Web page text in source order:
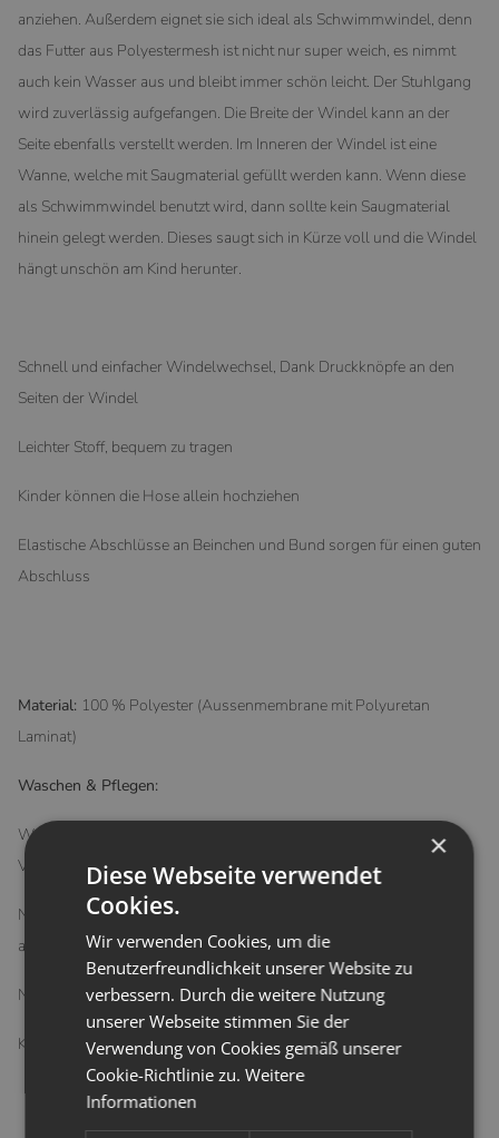
anziehen. Außerdem eignet sie sich ideal als Schwimmwindel, denn
das Futter aus Polyestermesh ist nicht nur super weich, es nimmt
auch kein Wasser aus und bleibt immer schön leicht. Der Stuhlgang
wird zuverlässig aufgefangen. Die Breite der Windel kann an der
Seite ebenfalls verstellt werden. Im Inneren der Windel ist eine
Wanne, welche mit Saugmaterial gefüllt werden kann. Wenn diese
als Schwimmwindel benutzt wird, dann sollte kein Saugmaterial
hinein gelegt werden. Dieses saugt sich in Kürze voll und die Windel
hängt unschön am Kind herunter.
Schnell und einfacher Windelwechsel, Dank Druckknöpfe an den
Seiten der Windel
Leichter Stoff, bequem zu tragen
Kinder können die Hose allein hochziehen
Elastische Abschlüsse an Beinchen und Bund sorgen für einen guten
Abschluss
Material: 100 % Polyester (Aussenmembrane mit Polyuretan
Laminat)
Waschen & Pflegen:
Waschbar bis zu 60°C bei starker Verschmutzung, bei leichter
Verschmutzung empfehlen wir 40°C
Nach der Nutzung im Bad die Windel einfach unter dem Wasser
abspülen, sodass das Chlor entfernt wird
Nicht trocknergeeignet
Kein Weichspüler verwenden
×
Diese Webseite verwendet
Cookies.
Wir verwenden Cookies, um die
Benutzerfreundlichkeit unserer Website zu
verbessern. Durch die weitere Nutzung
unserer Webseite stimmen Sie der
Verwendung von Cookies gemäß unserer
Cookie-Richtlinie zu.Weitere
Informationen